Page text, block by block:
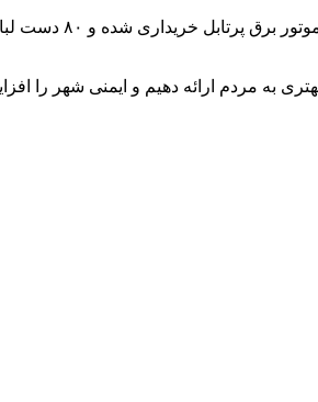
مومنی با اشاره به خرید سه پایه نجات در شش ماه اول سال
به مردم ارائه دهیم و ایمنی شهر را